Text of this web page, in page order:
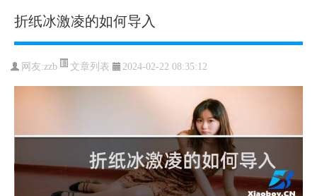
折纸冰激凌的如何导入
网友:zzb 文章列表 2024-02-22 08:35:12